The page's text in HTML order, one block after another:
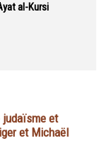
al-Kursi
judaïsme et
et Michaël